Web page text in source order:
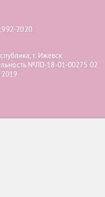
2020
г. Ижевск
№ЛО-18-01-00275 02
2019